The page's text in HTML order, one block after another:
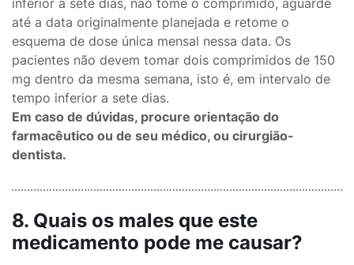
inferior a sete dias, não tome o comprimido, aguarde
até a data originalmente planejada e retome o
esquema de dose única mensal nessa data. Os
pacientes não devem tomar dois comprimidos de 150
mg dentro da mesma semana, isto é, em intervalo de
tempo inferior a sete dias.
Em caso de dúvidas, procure orientação do
farmacêutico ou de seu médico, ou cirurgião-
dentista.
8. Quais os males que este
medicamento pode me causar?